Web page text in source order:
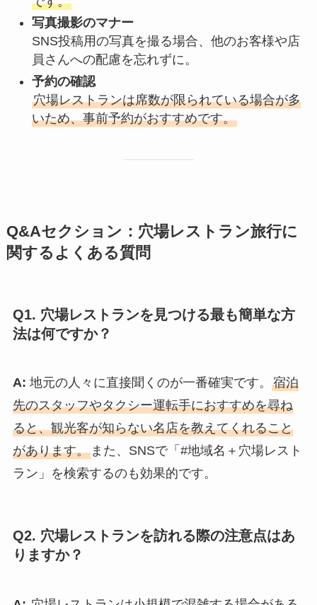
写真撮影のマナー
SNS投稿用の写真を撮る場合、他のお客様や店
員さんへの配慮を忘れずに。
予約の確認
穴場レストランは席数が限られている場合が多
いため、事前予約がおすすめです。
Q&Aセクション：穴場レストラン旅行に
関するよくある質問
Q1. 穴場レストランを見つける最も簡単な方
法は何ですか？
A: 地元の人々に直接聞くのが一番確実です。 宿泊
先のスタッフやタクシー運転手におすすめを尋ね
ると、観光客が知らない名店を教えてくれること
があります。また、SNSで「#地域名＋穴場レスト
ラン」を検索するのも効果的です。
Q2. 穴場レストランを訪れる際の注意点はあ
りますか？